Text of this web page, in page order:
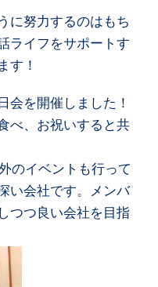
に努力するのはもち
ライフをサポートす
す！
会を開催しました！
べ、お祝いすると共
のイベントも行って
い会社です。メンバ
つつ良い会社を目指